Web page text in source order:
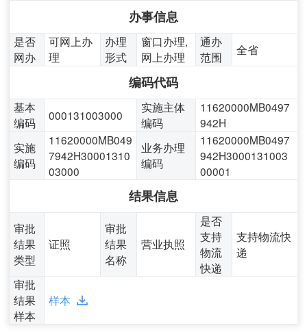
办事信息
是否
网办
可网上办
理
办理
形式
窗口办理,
网上办理
通办
范围
全省
编码代码
基本
编码
000131003000
实施主体
编码
11620000MB0497
942H
实施
编码
11620000MB049
7942H30001310
03000
业务办理
编码
11620000MB0497
942H3000131003
00001
结果信息
审批
结果
类型
证照
审批
结果
名称
营业执照
是否
支持
物流
快递
支持物流快
递
审批
结果
样本
样本